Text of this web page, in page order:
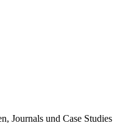
Journals und Case Studies